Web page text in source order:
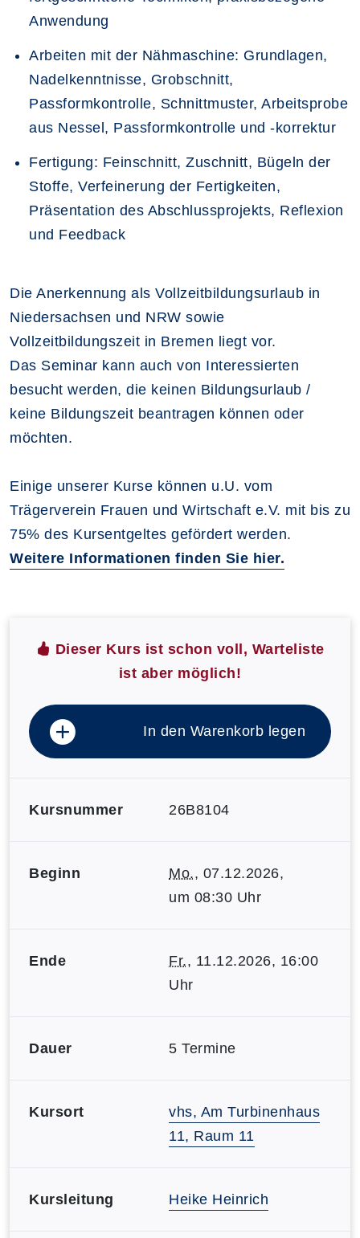
Anwendung
Arbeiten mit der Nähmaschine: Grundlagen,
Nadelkenntnisse, Grobschnitt,
Passformkontrolle, Schnittmuster, Arbeitsprobe
aus Nessel, Passformkontrolle und -korrektur
Fertigung: Feinschnitt, Zuschnitt, Bügeln der
Stoffe, Verfeinerung der Fertigkeiten,
Präsentation des Abschlussprojekts, Reflexion
und Feedback
Die Anerkennung als Vollzeitbildungsurlaub in
Niedersachsen und NRW sowie
Vollzeitbildungszeit in Bremen liegt vor.
Das Seminar kann auch von Interessierten
besucht werden, die keinen Bildungsurlaub /
keine Bildungszeit beantragen können oder
möchten.
Einige unserer Kurse können u.U. vom
Trägerverein Frauen und Wirtschaft e.V. mit bis zu
75% des Kursentgeltes gefördert werden.
Weitere Informationen finden Sie hier.
Dieser Kurs ist schon voll, Warteliste
ist aber möglich!
In den Warenkorb legen
Kursnummer 26B8104
Beginn Mo., 07.12.2026,
um 08:30 Uhr
Ende Fr., 11.12.2026, 16:00
Uhr
Dauer 5 Termine
Kursort
vhs, Am Turbinenhaus
11, Raum 11
Kursleitung Heike Heinrich